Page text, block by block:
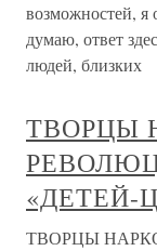
возможностей, я
думаю, ответ
людей, близких
ТВОРЦЫ
«ДЕТЕЙ-
ТВОРЦЫ